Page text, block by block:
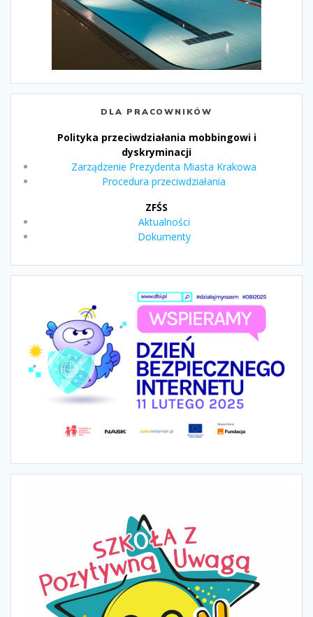
DLA PRACOWNIKÓW
Polityka przeciwdziałania mobbingowi i
dyskryminacji
Zarządzenie Prezydenta Miasta Krakowa
Procedura przeciwdziałania
ZFŚS
Aktualności
Dokumenty